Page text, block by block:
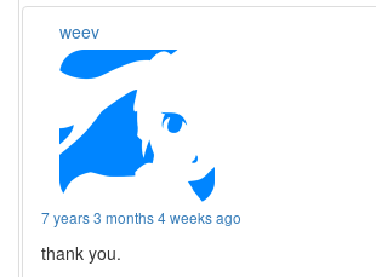
weev
7 years 3 months 4 weeks ago
thank you.